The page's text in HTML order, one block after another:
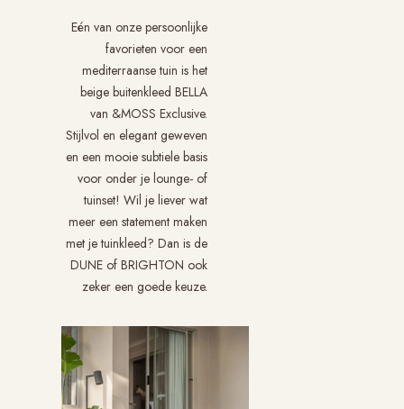
Eén van onze persoonlijke
favorieten voor een
mediterraanse tuin is het
beige buitenkleed BELLA
van &MOSS Exclusive.
Stijlvol en elegant geweven
en een mooie subtiele basis
voor onder je lounge- of
tuinset! Wil je liever wat
meer een statement maken
met je tuinkleed? Dan is de
DUNE of BRIGHTON ook
zeker een goede keuze.